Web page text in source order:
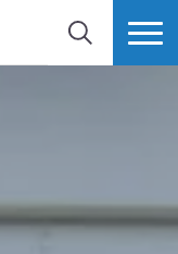
検索 MORE